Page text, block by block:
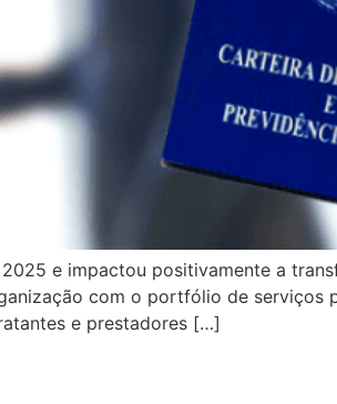
e impactou positivamente a
com o portfólio de
e prestadores […]